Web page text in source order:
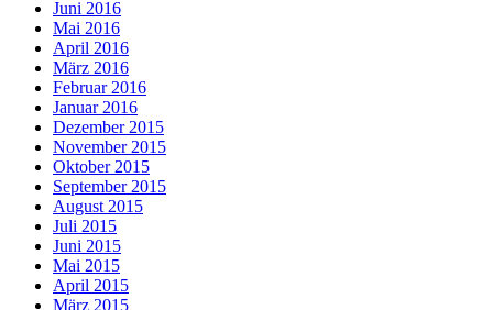
Juni 2016
Mai 2016
April 2016
März 2016
Februar 2016
Januar 2016
Dezember 2015
November 2015
Oktober 2015
September 2015
August 2015
Juli 2015
Juni 2015
Mai 2015
April 2015
März 2015